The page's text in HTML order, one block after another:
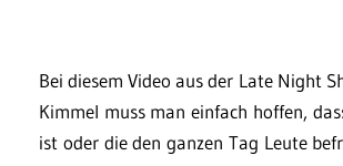
Bei diesem Video aus der Late Night
Kimmel muss man einfach hoffen,
ist oder die den ganzen Tag Leute